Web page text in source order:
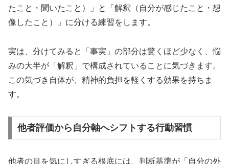
たこと・聞いたこと）」と「解釈（自分が感じたこと・想
像したこと）」に分ける練習をします。
実は、分けてみると「事実」の部分は驚くほど少なく、悩
みの大半が「解釈」で構成されていることに気づきます。
この気づき自体が、精神的負担を軽くする効果を持ちま
す。
他者評価から自分軸へシフトする行動習慣
他者の目を気にしすぎる根底には、判断基準が「自分の外